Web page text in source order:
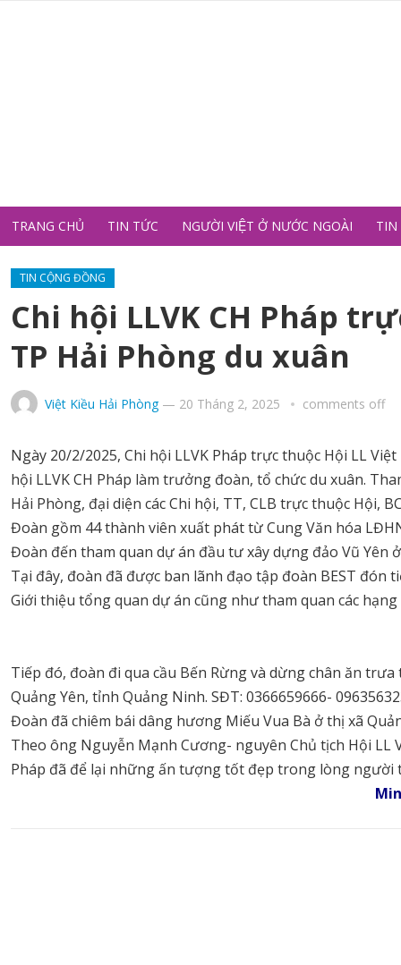
TRANG CHỦ TIN TỨC NGƯỜI VIỆT Ở NƯỚC NGOÀI TIN
TIN CỘNG ĐỒNG
Chi hội LLVK CH Pháp
TP Hải Phòng du xuân
Việt Kiều Hải Phòng— 20 Tháng 2, 2025 comments off
Ngày 20/2/2025, Chi hội LLVK Pháp trực thuộc Hội LL
hội LLVK CH Pháp làm trưởng đoàn, tổ chức du xuân.
Hải Phòng, đại diện các Chi hội, TT, CLB trực thuộc Hội,
Đoàn gồm 44 thành viên xuất phát từ Cung Văn hóa
Đoàn đến tham quan dự án đầu tư xây dựng đảo Vũ Yên
Tại đây, đoàn đã được ban lãnh đạo tập đoàn BEST đón
Giới thiệu tổng quan dự án cũng như tham quan các hạng
Tiếp đó, đoàn đi qua cầu Bến Rừng và dừng chân ăn
Quảng Yên, tỉnh Quảng Ninh. SĐT: 0366659666-
Đoàn đã chiêm bái dâng hương Miếu Vua Bà ở thị xã
Theo ông Nguyễn Mạnh Cương- nguyên Chủ tịch Hội LL
Pháp đã để lại những ấn tượng tốt đẹp trong lòng người